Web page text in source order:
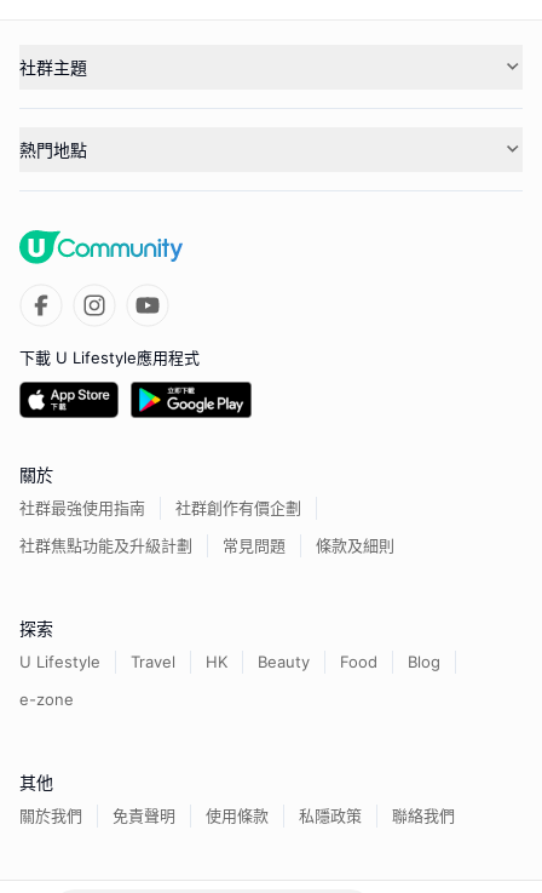
社群主題
熱門地點
下載 U Lifestyle應用程式
關於
社群最強使用指南
社群創作有價企劃
社群焦點功能及升級計劃
常見問題 條款及細則
探索
U Lifestyle Travel HK Beauty Food
Blog
e-zone
其他
關於我們 免責聲明 使用條款 私隱政策 聯絡我們